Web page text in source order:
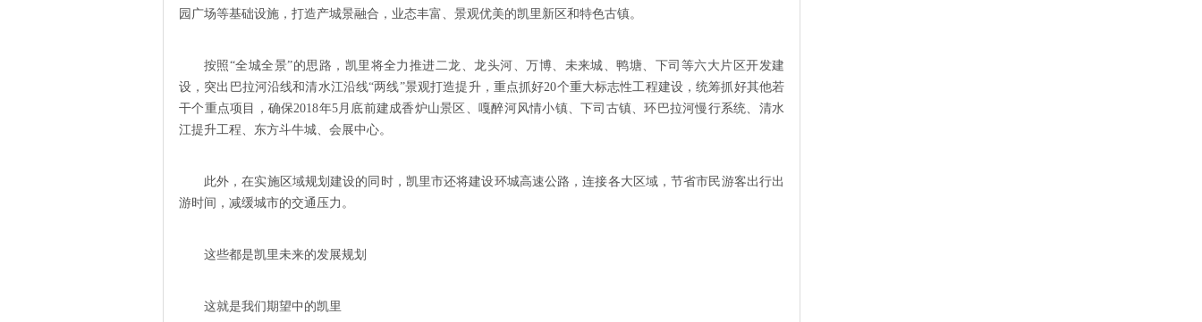
园广场等基础设施，打造产城景融合，业态丰富、景观优美的凯里新区和特色古镇。
按照“全城全景”的思路，凯里将全力推进二龙、龙头河、万博、未来城、鸭塘、下司等六大片区开发建
设，突出巴拉河沿线和清水江沿线“两线”景观打造提升，重点抓好20个重大标志性工程建设，统筹抓好其他若
干个重点项目，确保2018年5月底前建成香炉山景区、嘎醉河风情小镇、下司古镇、环巴拉河慢行系统、清水
江提升工程、东方斗牛城、会展中心。
此外，在实施区域规划建设的同时，凯里市还将建设环城高速公路，连接各大区域，节省市民游客出行出
游时间，减缓城市的交通压力。
这些都是凯里未来的发展规划
这就是我们期望中的凯里